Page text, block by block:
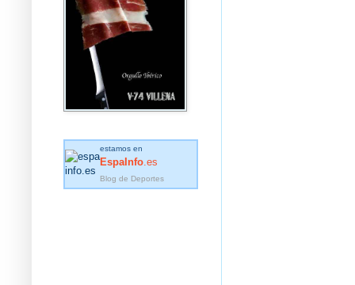
estamos en
EspaInfo .es
Blog de Deportes